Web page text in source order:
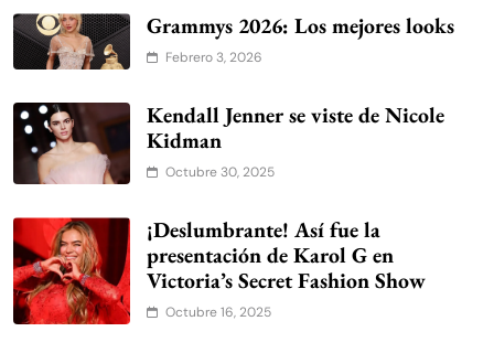
Grammys 2026: Los mejores looks
Febrero 3, 2026
Kendall Jenner se viste de Nicole
Kidman
Octubre 30, 2025
¡Deslumbrante! Así fue la
presentación de Karol G en
Victoria’s Secret Fashion Show
Octubre 16, 2025